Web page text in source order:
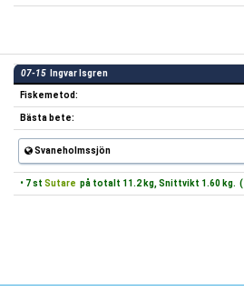
07-15 Ingvar Isgren
Fiskemetod:
Bästa bete:
Svaneholmssjön
• 7 st Sutare på totalt 11.2 kg, Snittvikt 1.60 kg. (